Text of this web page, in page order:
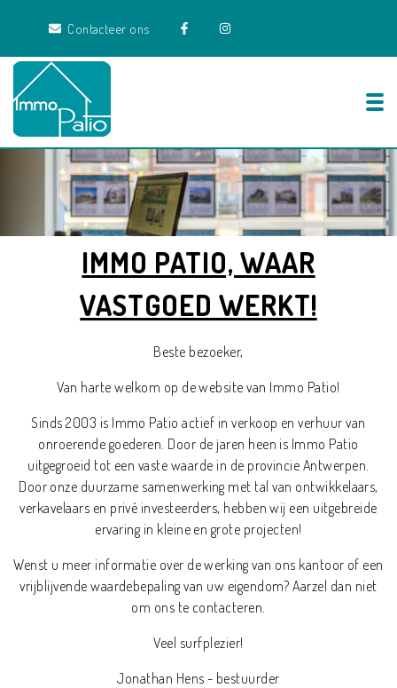
Contacteer ons
IMMO PATIO, WAAR
VASTGOED WERKT!
Beste bezoeker,
Van harte welkom op de website van Immo Patio!
Sinds 2003 is Immo Patio actief in verkoop en verhuur van
onroerende goederen. Door de jaren heen is Immo Patio
uitgegroeid tot een vaste waarde in de provincie Antwerpen.
Door onze duurzame samenwerking met tal van ontwikkelaars,
verkavelaars en privé investeerders, hebben wij een uitgebreide
ervaring in kleine en grote projecten!
Wenst u meer informatie over de werking van ons kantoor of een
vrijblijvende waardebepaling van uw eigendom? Aarzel dan niet
om ons te contacteren.
Veel surfplezier!
Jonathan Hens - bestuurder